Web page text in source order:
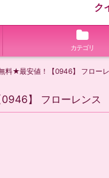
ク
カテゴリ
料★最安値！【0946】 フロー
】 フローレンス